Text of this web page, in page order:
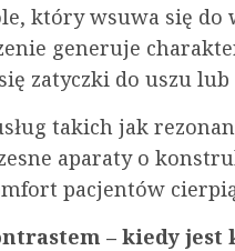
który wsuwa się do
generuje
zatyczki do uszu lub
takich jak
aparaty o
pacjentów
– kiedy jest